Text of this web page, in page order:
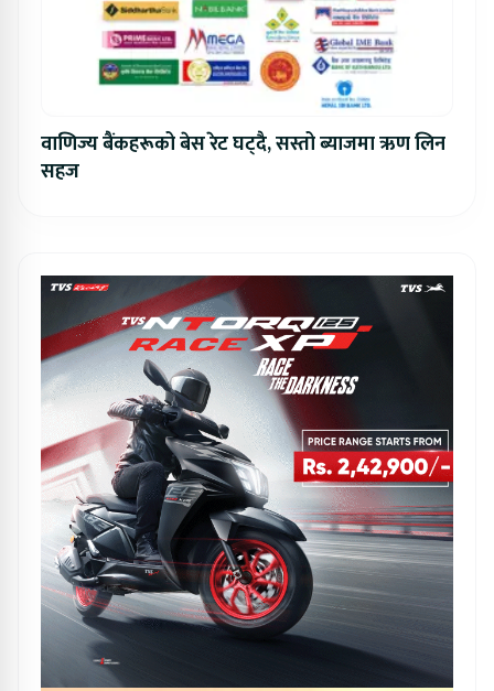
वाणिज्य बैंकहरूको बेस रेट घट्दै, सस्तो ब्याजमा ऋण लिन
सहज